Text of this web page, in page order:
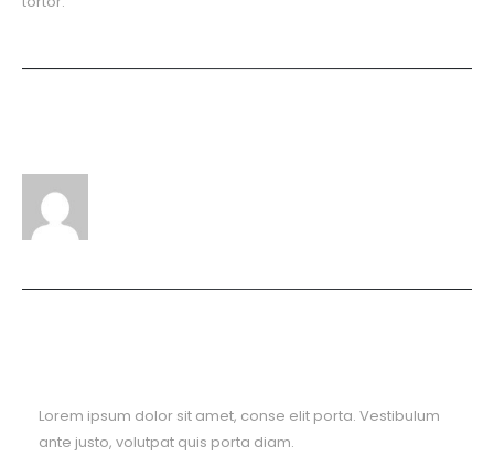
Lorem ipsum dolor sit amet, conse elit porta. Vestibulum
ante justo, volutpat quis porta diam.